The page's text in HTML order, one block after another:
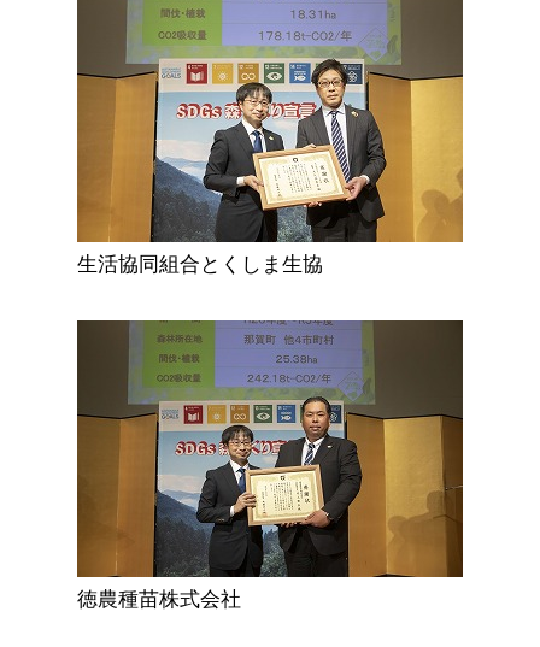
生活協同組合とくしま生協
徳農種苗株式会社